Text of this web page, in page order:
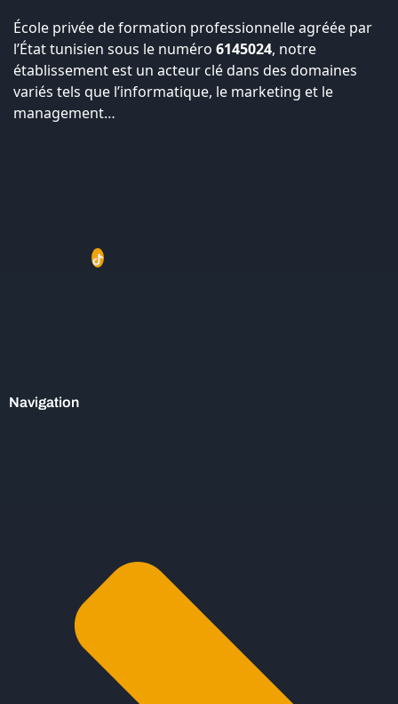
École privée de formation professionnelle agréée par
l’État tunisien sous le numéro 6145024, notre
établissement est un acteur clé dans des domaines
variés tels que l’informatique, le marketing et le
management…
Navigation